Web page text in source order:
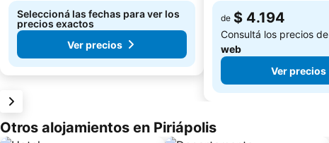
Seleccioná las fechas para ver los
precios exactos
Ver precios
de $ 4.194
Consultá los precios de
web
Ver precios
Otros alojamientos en Piriápolis